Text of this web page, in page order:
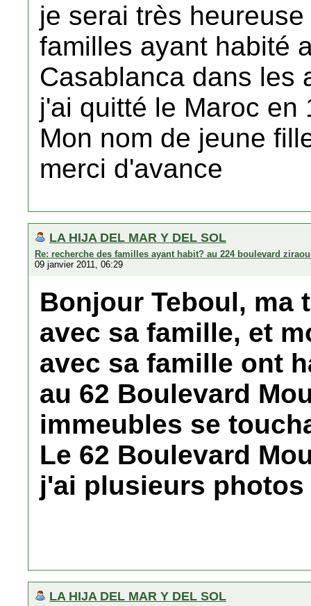
je serai très
familles ayant habité
Casablanca dans les
j'ai quitté le Maroc en
Mon nom de jeune
merci d'avance
LA HIJA DEL MAR Y DEL SOL
Re: recherche des familles ayant habit? au 224 boulevard
09 janvier 2011, 06:29
Bonjour Teboul, ma
avec sa famille, et
avec sa famille ont
au 62 Boulevard
immeubles se
Le 62 Boulevard
j'ai plusieurs
LA HIJA DEL MAR Y DEL SOL